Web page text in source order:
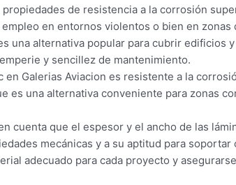
propiedades de resistencia a la corrosión
empleo en entornos violentos o bien en
una alternativa popular para cubrir edificios
y sencillez de mantenimiento.
en Galerias Aviacion es resistente a la
es una alternativa conveniente para zonas
cuenta que el espesor y el ancho de las
mecánicas y a su aptitud para
adecuado para cada proyecto y